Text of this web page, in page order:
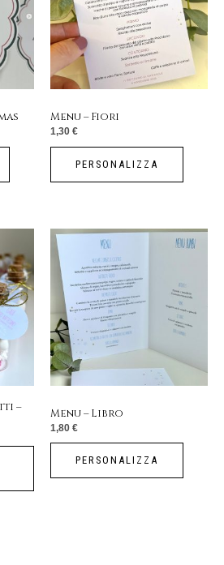
Menu – Fiori
1,30 €
PERSONALIZZA
– Menu – Libro
1,80 €
PERSONALIZZA